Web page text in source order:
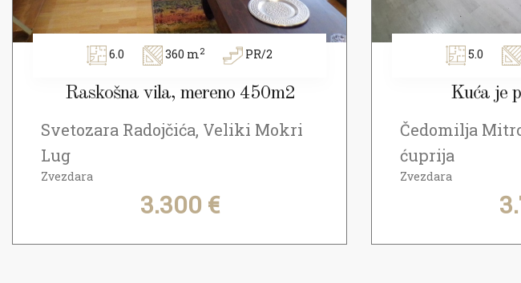
6.0 360 m2 PR/2
Raskošna vila, mereno 450m2
Svetozara Radojčića, Veliki Mokri
Lug
Zvezdara
3.300 €
5.0
Kuća je
Čedomilja
ćuprija
Zvezdara